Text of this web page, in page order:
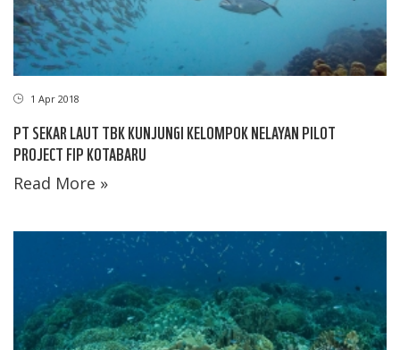
1 Apr 2018
PT SEKAR LAUT TBK KUNJUNGI KELOMPOK NELAYAN PILOT
PROJECT FIP KOTABARU
Read More »